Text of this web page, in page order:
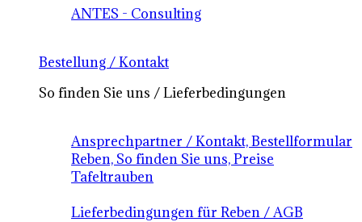
ANTES - Consulting
Bestellung / Kontakt
So finden Sie uns / Lieferbedingungen
Ansprechpartner / Kontakt, Bestellformular
Reben, So finden Sie uns, Preise
Tafeltrauben
Lieferbedingungen für Reben / AGB